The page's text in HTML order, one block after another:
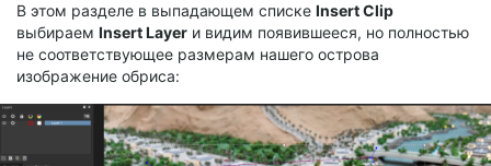
В этом разделе в выпадающем списке Insert Clip
выбираем Insert Layer и видим появившееся, но полностью
не соответствующее размерам нашего острова
изображение обриса: